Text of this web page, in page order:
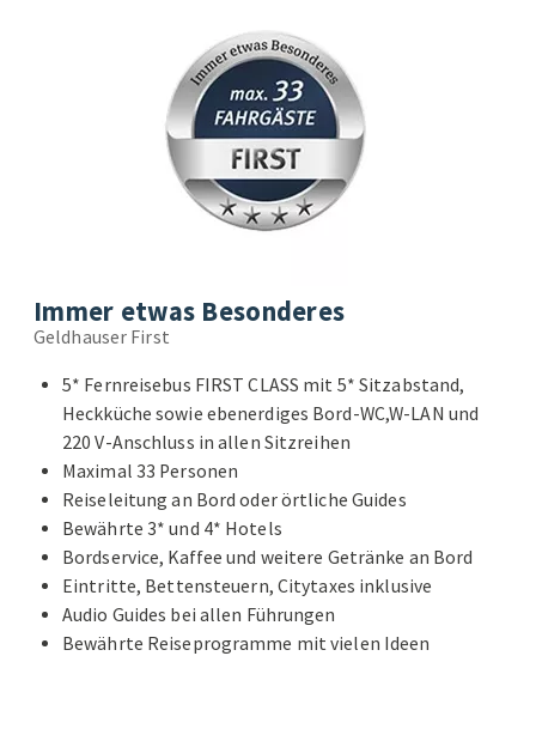
Immer etwas Besonderes
Geldhauser First
5* Fernreisebus FIRST CLASS mit 5* Sitzabstand,
Heckküche sowie ebenerdiges Bord-WC,W-LAN und
220 V-Anschluss in allen Sitzreihen
Maximal 33 Personen
Reiseleitung an Bord oder örtliche Guides
Bewährte 3* und 4* Hotels
Bordservice, Kaffee und weitere Getränke an Bord
Eintritte, Bettensteuern, Citytaxes inklusive
Audio Guides bei allen Führungen
Bewährte Reiseprogramme mit vielen Ideen